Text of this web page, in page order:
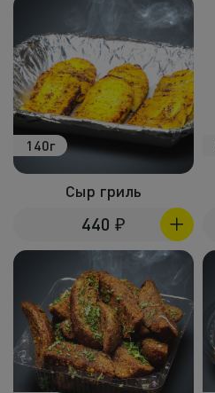
140г
Сыр гриль
440 ₽